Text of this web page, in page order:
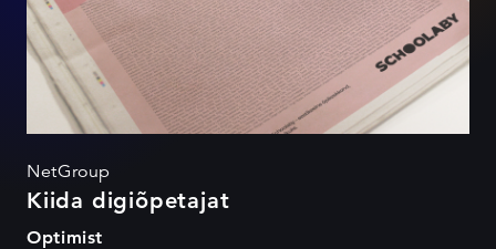
NetGroup
Kiida digiõpetajat
Optimist